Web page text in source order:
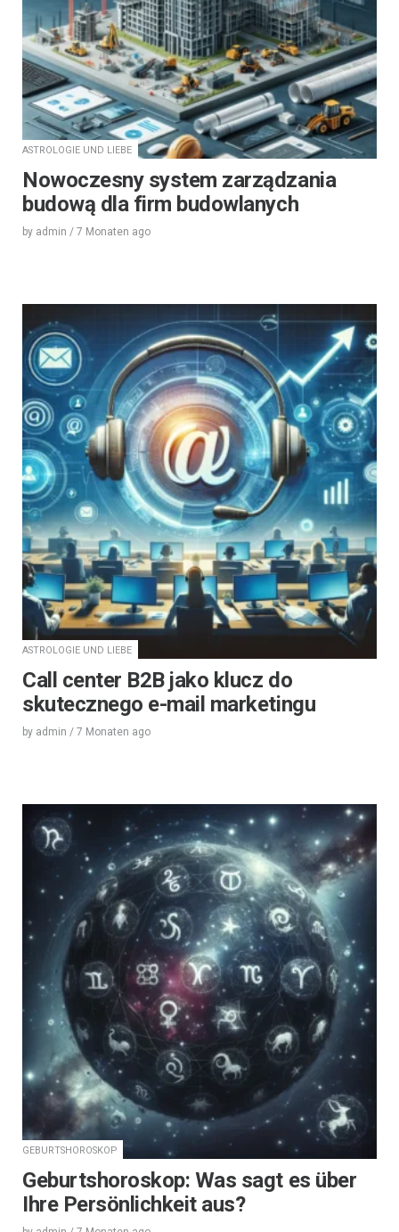
ASTROLOGIE UND LIEBE
Nowoczesny system zarządzania
budową dla firm budowlanych
by admin / 7 Monaten ago
ASTROLOGIE UND LIEBE
Call center B2B jako klucz do
skutecznego e-mail marketingu
by admin / 7 Monaten ago
GEBURTSHOROSKOP
Geburtshoroskop: Was sagt es über
Ihre Persönlichkeit aus?